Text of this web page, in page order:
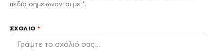
πεδία σημειώνονται με *.
ΣΧΌΛΙΟ*